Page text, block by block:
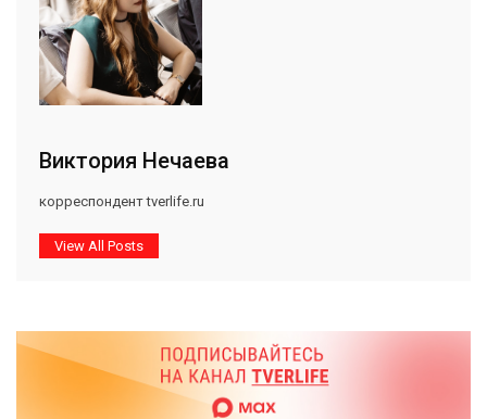
Виктория Нечаева
корреспондент tverlife.ru
View All Posts